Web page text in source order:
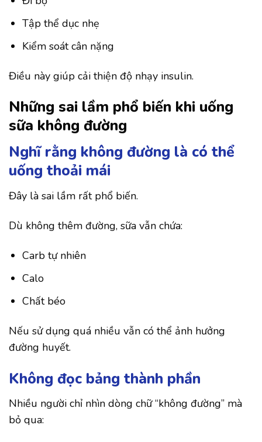
Tập thể dục nhẹ
Kiểm soát cân nặng
Điều này giúp cải thiện độ nhạy insulin.
Những sai lầm phổ biến khi uống
sữa không đường
Nghĩ rằng không đường là có thể
uống thoải mái
Đây là sai lầm rất phổ biến.
Dù không thêm đường, sữa vẫn chứa:
Carb tự nhiên
Calo
Chất béo
Nếu sử dụng quá nhiều vẫn có thể ảnh hưởng
đường huyết.
Không đọc bảng thành phần
Nhiều người chỉ nhìn dòng chữ “không đường” mà
bỏ qua: